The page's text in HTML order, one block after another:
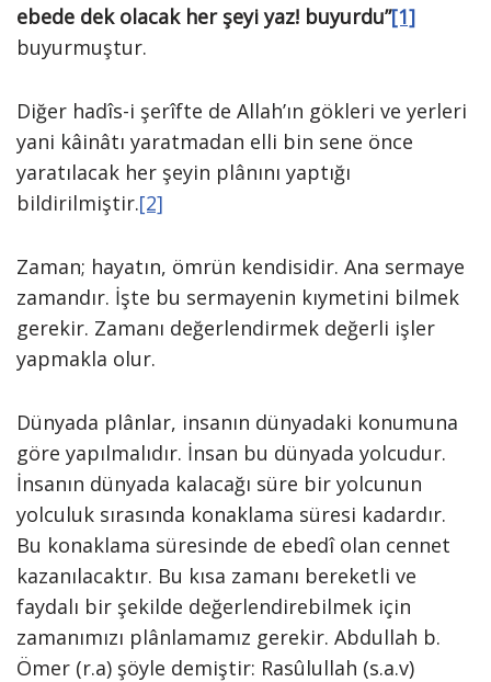
ebede dek olacak her şeyi yaz! buyurdu”[1]
buyurmuştur.
Diğer hadîs-i şerîfte de Allah’ın gökleri ve yerleri
yani kâinâtı yaratmadan elli bin sene önce
yaratılacak her şeyin plânını yaptığı
bildirilmiştir.[2]
Zaman; hayatın, ömrün kendisidir. Ana sermaye
zamandır. İşte bu sermayenin kıymetini bilmek
gerekir. Zamanı değerlendirmek değerli işler
yapmakla olur.
Dünyada plânlar, insanın dünyadaki konumuna
göre yapılmalıdır. İnsan bu dünyada yolcudur.
İnsanın dünyada kalacağı süre bir yolcunun
yolculuk sırasında konaklama süresi kadardır.
Bu konaklama süresinde de ebedî olan cennet
kazanılacaktır. Bu kısa zamanı bereketli ve
faydalı bir şekilde değerlendirebilmek için
zamanımızı plânlamamız gerekir. Abdullah b.
Ömer (r.a) şöyle demiştir: Rasûlullah (s.a.v)